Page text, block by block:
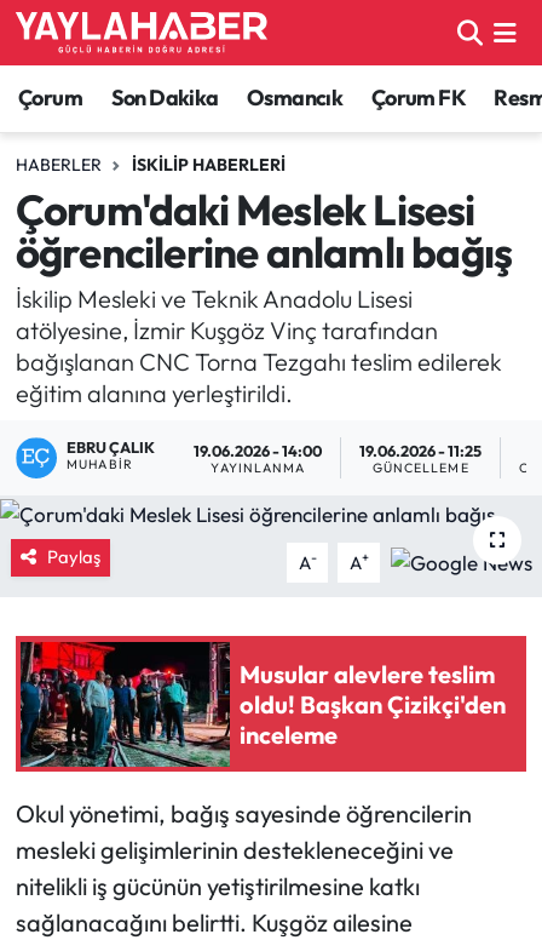
Çorum Son Dakika Osmancık Çorum FK
HABERLER İSKILIP HABERLERI
Çorum'daki Meslek Lisesi
öğrencilerine anlamlı bağış
İskilip Mesleki ve Teknik Anadolu Lisesi
atölyesine, İzmir Kuşgöz Vinç tarafından
bağışlanan CNC Torna Tezgahı teslim edilerek
eğitim alanına yerleştirildi.
EBRU ÇALIK
MUHABIR
19.06.2026 - 14:00
YAYINLANMA
19.06.2026 - 11:25
GÜNCELLEME
Paylaş A- A+
Musular alevlere teslim
oldu! Başkan Çizikçi'den
inceleme
Okul yönetimi, bağış sayesinde öğrencilerin
mesleki gelişimlerinin destekleneceğini ve
nitelikli iş gücünün yetiştirilmesine katkı
sağlanacağını belirtti. Kuşgöz ailesine
Alaca Haberleri
Bayat Haberleri
Bilgi - Keşfet Haberleri
Bilim ve Teknoloji
Boğazkale Haberleri
Çorum Haberleri
Çorum Son Dakika Haberleri
Dodurga Haberleri
Ekonomi
Güncel
İskilip Haberleri
Kargı Haberleri
Kimdir?
Çorum Nöbetçi Eczaneler
Çorum Hava Durumu
Çorum Namaz Vakitleri
Çorum Trafik Yoğunluk Haritası
TFF 1.Lig Puan Durumu ve Fikstür
Tüm Manşetler
Son Dakika Haberleri
Haber Arşivi